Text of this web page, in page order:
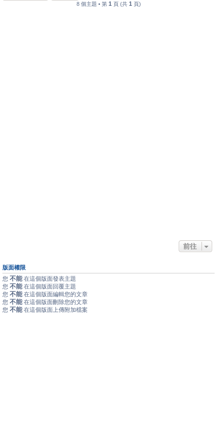
8 個主題 • 第 1 頁 (共 1 頁)
前往
版面權限
您 不能 在這個版面發表主題
您 不能 在這個版面回覆主題
您 不能 在這個版面編輯您的文章
您 不能 在這個版面刪除您的文章
您 不能 在這個版面上傳附加檔案